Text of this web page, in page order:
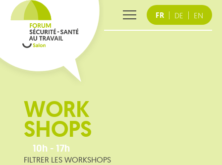
FR DE EN
WORK
SHOPS
10h - 17h
FILTRER LES WORKSHOPS